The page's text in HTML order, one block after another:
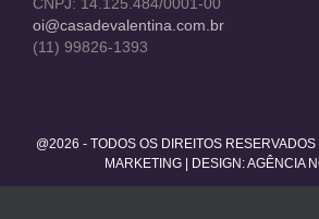
CNPJ: 14.125.484/0001-00
oi@casadevalentina.com.br
(11) 99826-1393
@2026 - TODOS OS DIREITOS
MARKETING| DESIGN: AGÊNCIA